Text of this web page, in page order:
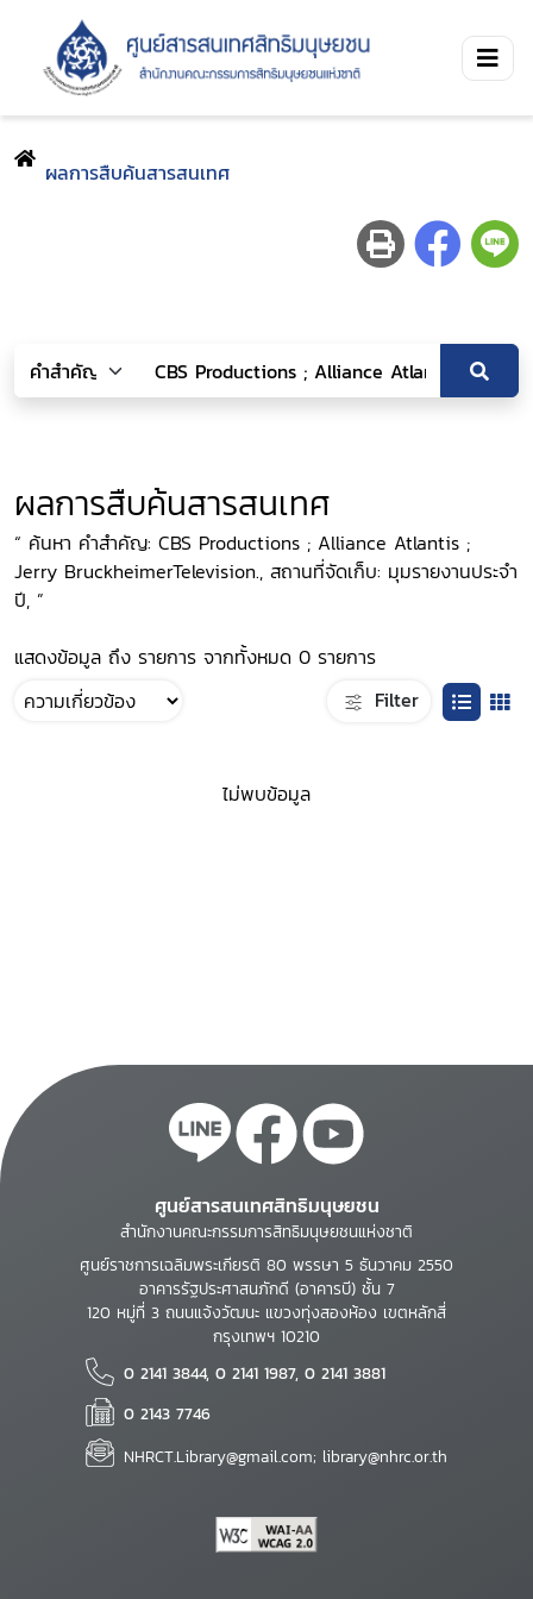
ผลการสืบค้นสารสนเทศ
ผลการสืบค้นสารสนเทศ
“ ค้นหา คำสำคัญ: CBS Productions ; Alliance Atlantis ;
Jerry BruckheimerTelevision., สถานที่จัดเก็บ: มุมรายงานประจำ
ปี, ”
แสดงข้อมูล ถึง รายการ จากทั้งหมด 0 รายการ
Filter
ไม่พบข้อมูล
ศูนย์สารสนเทศสิทธิมนุษยชน
สำนักงานคณะกรรมการสิทธิมนุษยชนแห่งชาติ
ศูนย์ราชการเฉลิมพระเกียรติ 80 พรรษา 5 ธันวาคม 2550
อาคารรัฐประศาสนภักดี (อาคารบี) ชั้น 7
120 หมู่ที่ 3 ถนนแจ้งวัฒนะ แขวงทุ่งสองห้อง เขตหลักสี่
กรุงเทพฯ 10210
0 2141 3844, 0 2141 1987, 0 2141 3881
0 2143 7746
NHRCT.Library@gmail.com; library@nhrc.or.th